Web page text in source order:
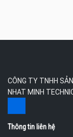
CÔNG TY TNHH
NHAT MINH
Thông tin liên hệ